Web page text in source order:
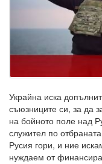
Украйна иска
съюзниците си, за да
на бойното поле над
служител по
Русия гори, и ние
нуждаем от